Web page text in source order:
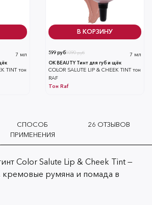
7 мл
TINT тон
В КОРЗИНУ
1090 руб
599 руб 7 мл
OK BEAUTY Тинт для губ и щёк
СOLOR SALUTE LIP & CHEEK TINT тон
RAF
Тон Raf
СПОСОБ
ПРИМЕНЕНИЯ
26 ОТЗЫВОВ
Color Salute Lip & Cheek Tint —
кремовые румяна и помада в